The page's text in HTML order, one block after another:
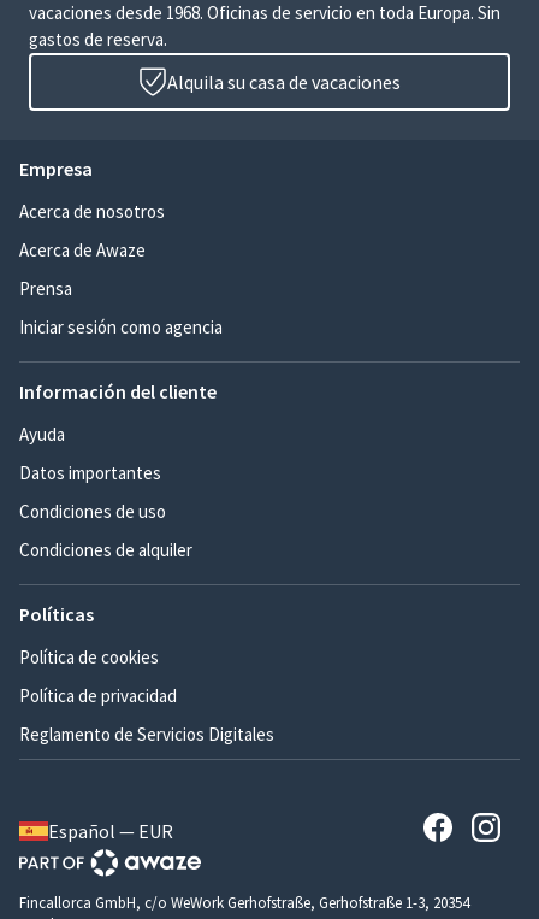
vacaciones desde 1968. Oficinas de servicio en toda Europa. Sin
gastos de reserva.
Alquila su casa de vacaciones
Empresa
Acerca de nosotros
Acerca de Awaze
Prensa
Iniciar sesión como agencia
Información del cliente
Ayuda
Datos importantes
Condiciones de uso
Condiciones de alquiler
Políticas
Política de cookies
Política de privacidad
Reglamento de Servicios Digitales
Español — EUR
Fincallorca GmbH, c/o WeWork Gerhofstraße, Gerhofstraße 1-3, 20354